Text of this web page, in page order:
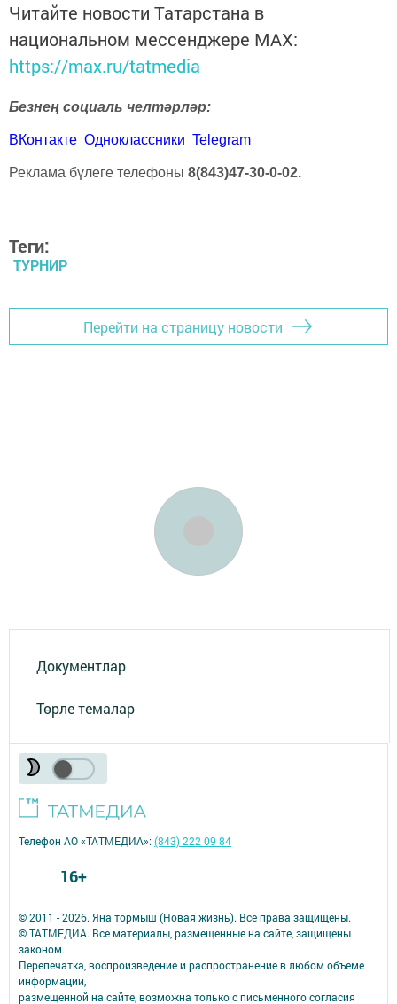
Читайте новости Татарстана в
национальном мессенджере MАХ:
https://max.ru/tatmedia
Безнең социаль челтәрләр:
ВКонтакте Одноклассники Telegram
Реклама бүлеге телефоны 8(843)47-30-0-02.
Теги:
ТУРНИР
Перейти на страницу новости
Документлар
Төрле темалар
© 2011 - 2026. Яна тормыш (Новая жизнь). Все права защищены.
© ТАТМЕДИА. Все материалы, размещенные на сайте, защищены
законом.
Перепечатка, воспроизведение и распространение в любом объеме
информации,
размещенной на сайте, возможна только с письменного согласия
Телефон АО «ТАТМЕДИА»:(843) 222 09 84
16+